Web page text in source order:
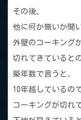
その後、
他に何か無いか聞
外壁のコーキングが
切れてきていると
築年数で言うと、
10年越しているので
コーキングが切れ